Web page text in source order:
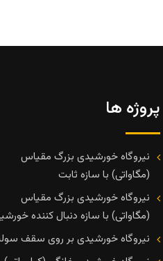
پروژه ها
نیروگاه خورشیدی بزرگ مقیاس
(مگاواتی) با سازه ثابت
نیروگاه خورشیدی بزرگ مقیاس
(مگاواتی) با سازه دنبال کننده
نیروگاه خورشیدی بر روی سقف